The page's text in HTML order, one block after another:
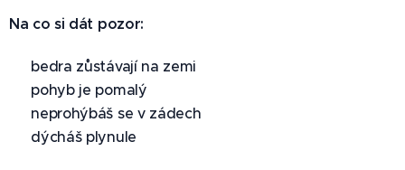
Na co si dát pozor:
✅ bedra zůstávají na zemi
✅ pohyb je pomalý
✅ neprohýbáš se v zádech
✅ dýcháš plynule